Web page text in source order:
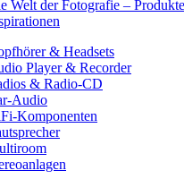
Welt der Fotografie –
& Headsets
Player & Recorder
& Radio-CD
Audio
Komponenten